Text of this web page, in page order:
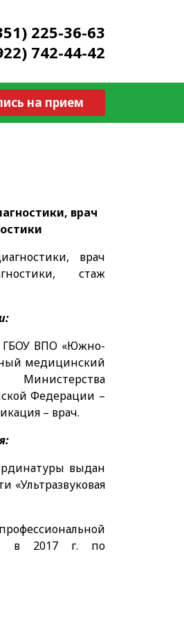
225-36-63
742-44-42
на прием
врач
врач
стаж
ГБОУ ВПО «Южно-
медицинский
Федерации –
– врач.
выдан
«Ультразвуковая
в 2017 г. по